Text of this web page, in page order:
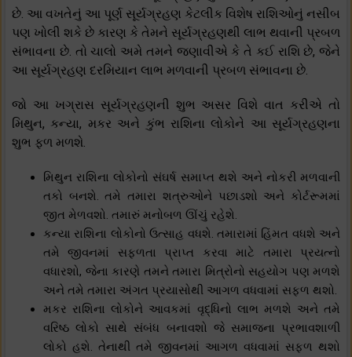
છે. આ વખતેનું આ પૂર્ણ સૂર્યગ્રહણ કેટલીક વિશેષ રાશિઓનું નસીબ
પણ ખોલી શકે છે કારણ કે તેમને સૂર્યગ્રહણથી લાભ થવાની પ્રબળ
સંભાવના છે. તો ચાલો અમે તમને જણાવીએ કે તે કઈ રાશિ છે, જેને
આ સૂર્યગ્રહણ દરમિયાન લાભ મળવાની પ્રબળ સંભાવના છે.
જો આ ખગ્રાસ સૂર્યગ્રહણની શુભ અસર વિશે વાત કરીએ તો
મિથુન, કન્યા, મકર અને કુંભ રાશિના લોકોને આ સૂર્યગ્રહણના
શુભ ફળ મળશે.
મિથુન રાશિના લોકોનો સંઘર્ષ સમાપ્ત થશે અને નોકરી મળવાની
તકો બનશે. તમે તમારા શત્રુઓને પછાડશો અને કોર્ટરૂમમાં
જીત મેળવશો. તમારું મનોબળ ઊંચું રહેશે.
કન્યા રાશિના લોકોનો ઉત્સાહ વધશે. તમારામાં હિંમત વધશે અને
તમે જીવનમાં સફળતા પ્રાપ્ત કરવા માટે તમારા પ્રયત્નો
વધારશો, જેના કારણે તમને તમારા મિત્રોનો સહયોગ પણ મળશે
અને તમે તમારા અંગત પ્રયાસોથી આગળ વધવામાં સફળ થશો.
મકર રાશિના લોકોને આવકમાં વૃદ્ધિનો લાભ મળશે અને તમે
વરિષ્ઠ લોકો સાથે સંબંધ બનાવશો જે સમાજના પ્રભાવશાળી
લોકો હશે. તેનાથી તમે જીવનમાં આગળ વધવામાં સફળ થશો